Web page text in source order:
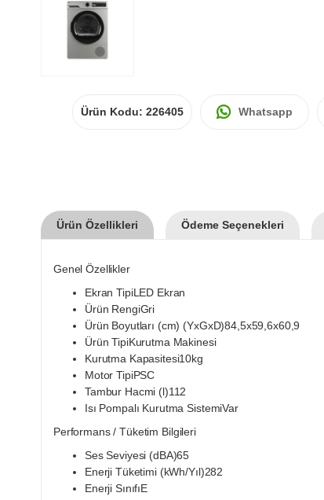
Ürün Kodu: 226405 Whatsapp
Ürün Özellikleri Ödeme Seçenekleri
Genel Özellikler
Ekran TipiLED Ekran
Ürün RengiGri
Ürün Boyutları (cm) (YxGxD)84,5x59,6x60,9
Ürün TipiKurutma Makinesi
Kurutma Kapasitesi10kg
Motor TipiPSC
Tambur Hacmi (l)112
Isı Pompalı Kurutma SistemiVar
Performans / Tüketim Bilgileri
Ses Seviyesi (dBA)65
Enerji Tüketimi (kWh/Yıl)282
Enerji SınıfıE